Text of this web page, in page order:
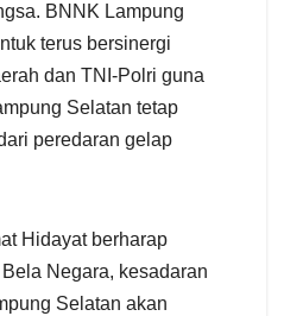
BNNK Lampung
terus bersinergi
dan TNI-Polri guna
Selatan tetap
peredaran gelap
Hidayat berharap
Negara, kesadaran
Selatan akan